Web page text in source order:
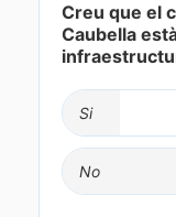
Creu que el
Caubella
Si
No